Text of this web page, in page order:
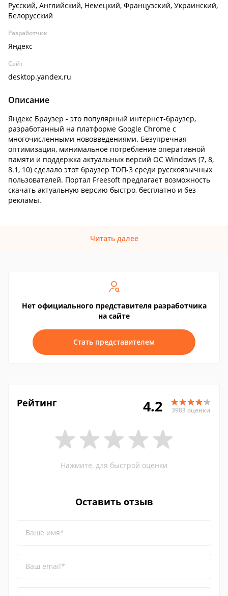
Русский, Английский, Немецкий, Французский, Украинский,
Белорусский
Разработчик
Яндекс
Сайт
desktop.yandex.ru
Описание
Яндекс Браузер - это популярный интернет-браузер,
разработанный на платформе Google Chrome с
многочисленными нововведениями. Безупречная
оптимизация, минимальное потребление оперативной
памяти и поддержка актуальных версий ОС Windows (7, 8,
8.1, 10) сделало этот браузер ТОП-3 среди русскоязычных
пользователей. Портал Freesoft предлагает возможность
скачать актуальную версию быстро, бесплатно и без
рекламы.
Читать далее
Нет официального представителя разработчика
на сайте
Стать представителем
Рейтинг 4.2 3983 оценки
Нажмите, для быстрой оценки
Оставить отзыв
Ваше имя*
Ваш email*